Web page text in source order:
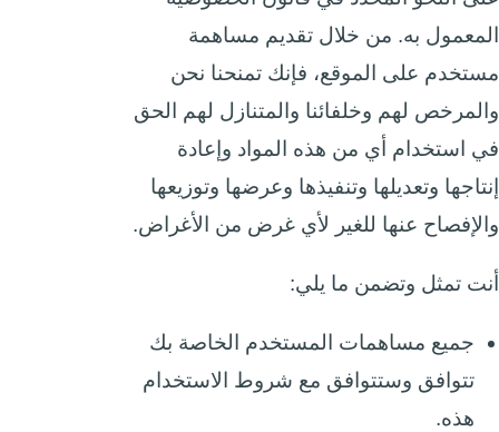
المعمول به. من خلال تقديم مساهمة
مستخدم على الموقع، فإنك تمنحنا نحن
والمرخص لهم وخلفائنا والمتنازل لهم الحق
في استخدام أي من هذه المواد وإعادة
إنتاجها وتعديلها وتنفيذها وعرضها وتوزيعها
والإفصاح عنها للغير لأي غرض من الأغراض.
أنت تمثل وتضمن ما يلي:
جميع مساهمات المستخدم الخاصة بك
تتوافق وستتوافق مع شروط الاستخدام
هذه.